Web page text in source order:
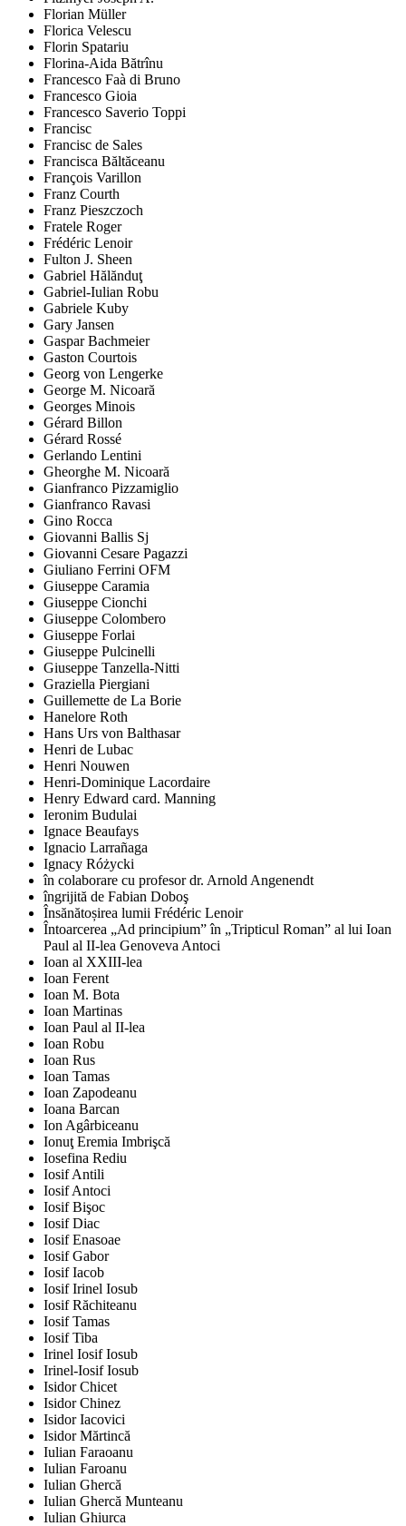
Florian Müller
Florica Velescu
Florin Spatariu
Florina-Aida Bătrînu
Francesco Faà di Bruno
Francesco Gioia
Francesco Saverio Toppi
Francisc
Francisc de Sales
Francisca Băltăceanu
François Varillon
Franz Courth
Franz Pieszczoch
Fratele Roger
Frédéric Lenoir
Fulton J. Sheen
Gabriel Hălănduţ
Gabriel-Iulian Robu
Gabriele Kuby
Gary Jansen
Gaspar Bachmeier
Gaston Courtois
Georg von Lengerke
George M. Nicoară
Georges Minois
Gérard Billon
Gérard Rossé
Gerlando Lentini
Gheorghe M. Nicoară
Gianfranco Pizzamiglio
Gianfranco Ravasi
Gino Rocca
Giovanni Ballis Sj
Giovanni Cesare Pagazzi
Giuliano Ferrini OFM
Giuseppe Caramia
Giuseppe Cionchi
Giuseppe Colombero
Giuseppe Forlai
Giuseppe Pulcinelli
Giuseppe Tanzella-Nitti
Graziella Piergiani
Guillemette de La Borie
Hanelore Roth
Hans Urs von Balthasar
Henri de Lubac
Henri Nouwen
Henri-Dominique Lacordaire
Henry Edward card. Manning
Ieronim Budulai
Ignace Beaufays
Ignacio Larrañaga
Ignacy Różycki
în colaborare cu profesor dr. Arnold Angenendt
îngrijită de Fabian Doboş
Însănătoșirea lumii Frédéric Lenoir
Întoarcerea „Ad principium” în „Tripticul Roman” al lui Ioan
Paul al II-lea Genoveva Antoci
Ioan al XXIII-lea
Ioan Ferent
Ioan M. Bota
Ioan Martinas
Ioan Paul al II-lea
Ioan Robu
Ioan Rus
Ioan Tamas
Ioan Zapodeanu
Ioana Barcan
Ion Agârbiceanu
Ionuţ Eremia Imbrişcă
Iosefina Rediu
Iosif Antili
Iosif Antoci
Iosif Bişoc
Iosif Diac
Iosif Enasoae
Iosif Gabor
Iosif Iacob
Iosif Irinel Iosub
Iosif Răchiteanu
Iosif Tamas
Iosif Tiba
Irinel Iosif Iosub
Irinel-Iosif Iosub
Isidor Chicet
Isidor Chinez
Isidor Iacovici
Isidor Mărtincă
Iulian Faraoanu
Iulian Faroanu
Iulian Ghercă
Iulian Ghercă Munteanu
Iulian Ghiurca